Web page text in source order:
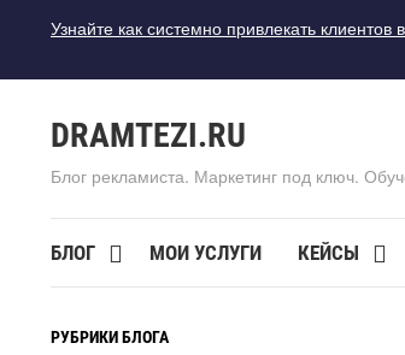
Узнайте как системно привлекать
DRAMTEZI.RU
Блог рекламиста. Маркетинг под ключ.
БЛОГ МОИ УСЛУГИ КЕЙСЫ
РУБРИКИ БЛОГА